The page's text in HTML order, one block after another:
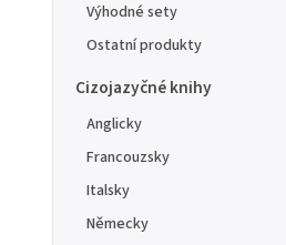
Výhodné sety
Ostatní produkty
Cizojazyčné knihy
Anglicky
Francouzsky
Italsky
Německy